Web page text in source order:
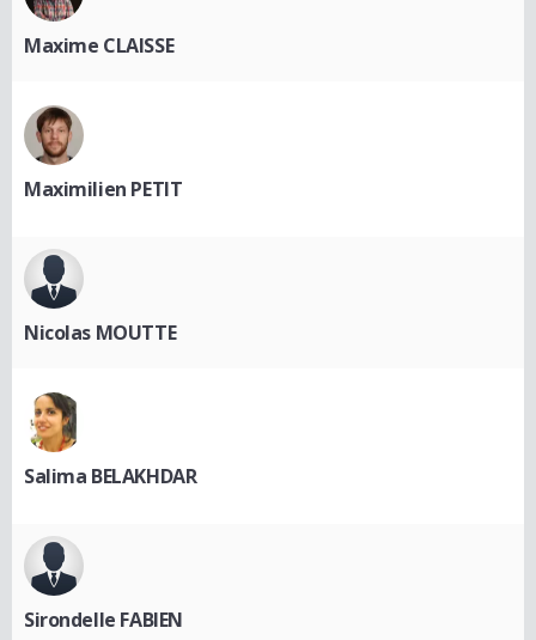
Maxime CLAISSE
Maximilien PETIT
Nicolas MOUTTE
Salima BELAKHDAR
Sirondelle FABIEN